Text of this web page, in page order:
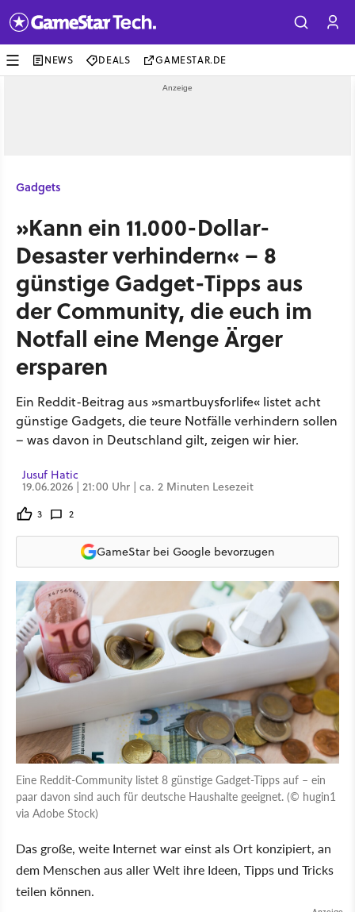
NEWS DEALS GAMESTAR.DE
Gadgets
»Kann ein 11.000-Dollar-
Desaster verhindern« – 8
günstige Gadget-Tipps aus
der Community, die euch im
Notfall eine Menge Ärger
ersparen
Ein Reddit-Beitrag aus »smartbuysforlife« listet acht
günstige Gadgets, die teure Notfälle verhindern sollen
– was davon in Deutschland gilt, zeigen wir hier.
Jusuf Hatic
19.06.2026 | 21:00 Uhr | ca. 2 Minuten Lesezeit
3 2
GameStar bei Google bevorzugen
Eine Reddit-Community listet 8 günstige Gadget-Tipps auf – ein
paar davon sind auch für deutsche Haushalte geeignet. (© hugin1
via Adobe Stock)
Das große, weite Internet war einst als Ort konzipiert, an
dem Menschen aus aller Welt ihre Ideen, Tipps und Tricks
teilen können.